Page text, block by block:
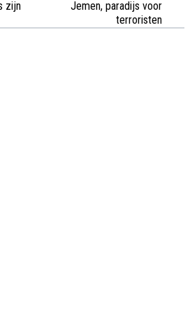
zijn
Jemen, paradijs voor
terroristen